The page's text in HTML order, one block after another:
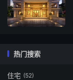
热门搜索
住宅 (52)